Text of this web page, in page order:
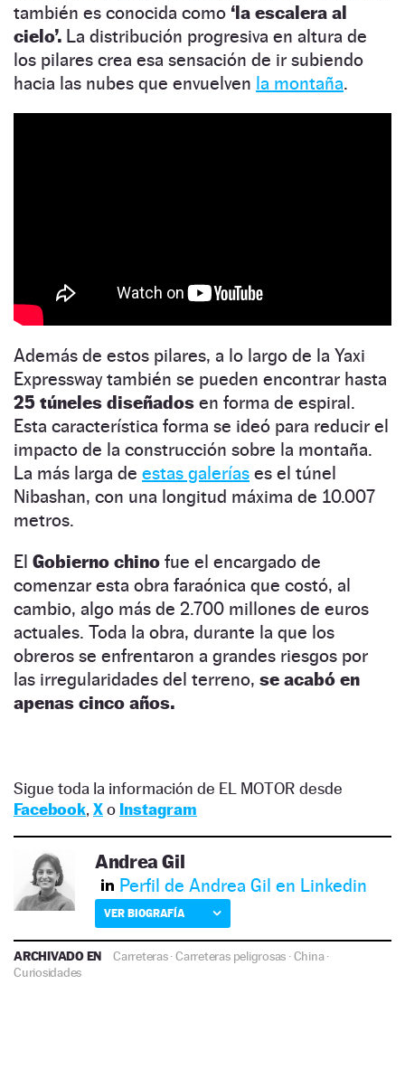
también es conocida como ‘la escalera al
cielo’. La distribución progresiva en altura de
los pilares crea esa sensación de ir subiendo
hacia las nubes que envuelven la montaña.
Además de estos pilares, a lo largo de la Yaxi
Expressway también se pueden encontrar hasta
25 túneles diseñados en forma de espiral.
Esta característica forma se ideó para reducir el
impacto de la construcción sobre la montaña.
La más larga de estas galerías es el túnel
Nibashan, con una longitud máxima de 10.007
metros.
El Gobierno chino fue el encargado de
comenzar esta obra faraónica que costó, al
cambio, algo más de 2.700 millones de euros
actuales. Toda la obra, durante la que los
obreros se enfrentaron a grandes riesgos por
las irregularidades del terreno, se acabó en
apenas cinco años.
Sigue toda la información de EL MOTOR desde
Facebook, Xo Instagram
Andrea Gil
Perfil de Andrea Gil en Linkedin
VER BIOGRAFÍA
ARCHIVADO EN Carreteras·Carreteras peligrosas ·China·
Curiosidades